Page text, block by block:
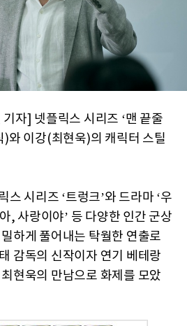
자] 넷플릭스 시리즈 ‘맨 끝줄
)와 이강(최현욱)의 캐릭터 스틸
스 시리즈 ‘트렁크’와 드라마 ‘우
, 사랑이야’ 등 다양한 인간 군상
하게 풀어내는 탁월한 연출로
감독의 신작이자 연기 베테랑
현욱의 만남으로 화제를 모았